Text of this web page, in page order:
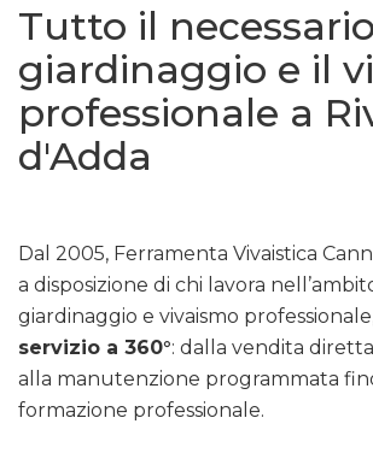
Tutto il
giardinaggio e il
professionale a
d'Adda
Dal 2005, Ferramenta Vivaistica
a disposizione di chi lavora
giardinaggio e vivaismo
servizio a 360°: dalla vendita
alla manutenzione programmata
formazione professionale.